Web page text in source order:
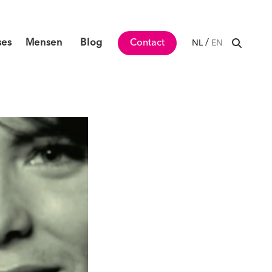
Mensen Blog Contact NL / EN